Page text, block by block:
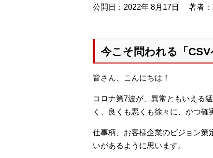
公開日：2022年 8月17日 著者
今こそ問われる「
皆さん、こんにちは！
コロナ第7波が、異常ともいえる
く、良くも悪くも徐々に、かつ確
仕事柄、お客様企業のビジョン策
いがあるように思います。